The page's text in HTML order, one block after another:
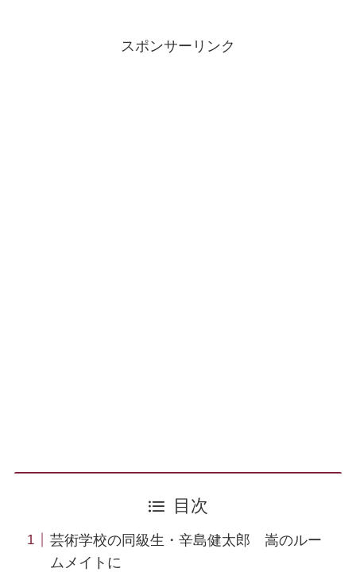
スポンサーリンク
目次
芸術学校の同級生・辛島健太郎 嵩のルー
ムメイトに